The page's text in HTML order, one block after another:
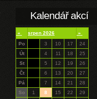
Kalendář akcí
« srpen 2026
»
Po
3 10 17
24
Út
4 11 18
25
St
5 12 19
26
Čt
6 13 20
27
Pá
7 14 21
28
So
1 8 15 22
29